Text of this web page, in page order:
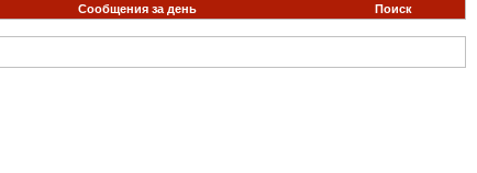
Сообщения за день Поиск